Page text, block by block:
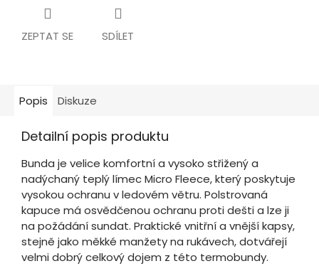
ZEPTAT SE SDÍLET
Popis Diskuze
Detailní popis produktu
Bunda je velice komfortní a vysoko střižený a
nadýchaný teplý límec Micro Fleece, který poskytuje
vysokou ochranu v ledovém větru. Polstrovaná
kapuce má osvědčenou ochranu proti dešti a lze ji
na požádání sundat. Praktické vnitřní a vnější kapsy,
stejně jako měkké manžety na rukávech, dotvářejí
velmi dobrý celkový dojem z této termobundy.